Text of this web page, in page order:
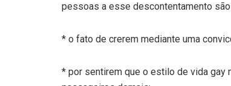
pessoas a esse descontentamento
* o fato de crerem mediante uma
* por sentirem que o estilo de vida gay